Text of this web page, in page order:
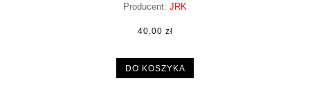
Producent: JRK
40,00 zł
DO KOSZYKA